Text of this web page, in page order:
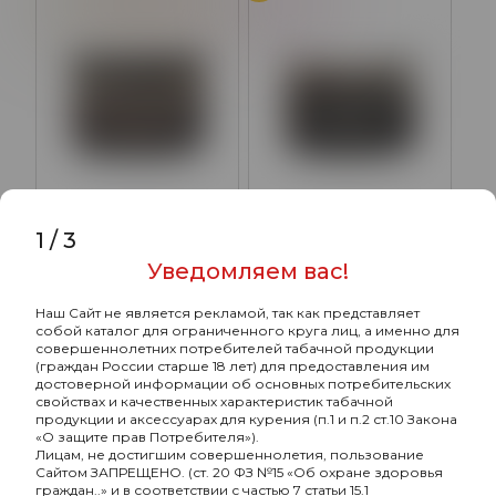
Bonche с ароматом New
Подробнее
Ягоды
Подробнее
ХИТ
Ягоды
ХИТ
Цитрус
1 /3
Уведомляем вас!
Наш Сайт не является рекламой, так как представляет
собой каталог для ограниченного круга лиц, а именно для
совершеннолетних потребителей табачной продукции
(граждан России старше 18 лет) для предоставления им
достоверной информации об основных потребительских
свойствах и качественных характеристик табачной
продукции и аксессуарах для курения (п.1 и п.2 ст.10 Закона
«О защите прав Потребителя»).
Лицам, не достигшим совершеннолетия, пользование
Сайтом ЗАПРЕЩЕНО. (ст. 20 ФЗ №15 «Об охране здоровья
граждан..» и в соответствии с частью 7 статьи 15.1